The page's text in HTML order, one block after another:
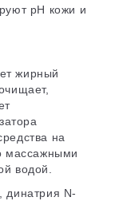
рН кожи и
жирный
на
массажными
водой.
динатрия N-